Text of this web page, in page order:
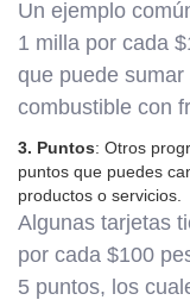
Un ejemplo
1 milla por cada
que puede
combustible con
3. Puntos: Otros
puntos que puedes
productos o servicios.
Algunas tarjetas
por cada $100
5 puntos, los